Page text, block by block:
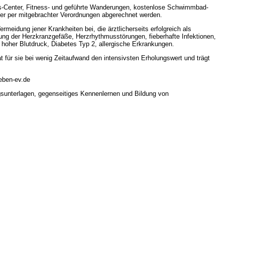
Fitness- und geführte Wanderungen, kostenlose Schwimmbad-
per mitgebrachter Verordnungen abgerechnet werden.
jener Krankheiten bei, die ärztlicherseits erfolgreich als
der Herzkranzgefäße, Herzrhythmusstörungen, fieberhafte Infektionen,
Blutdruck, Diabetes Typ 2, allergische Erkrankungen.
sie bei wenig Zeitaufwand den intensivsten Erholungswert und trägt
ev.de
gegenseitiges Kennenlernen und Bildung von